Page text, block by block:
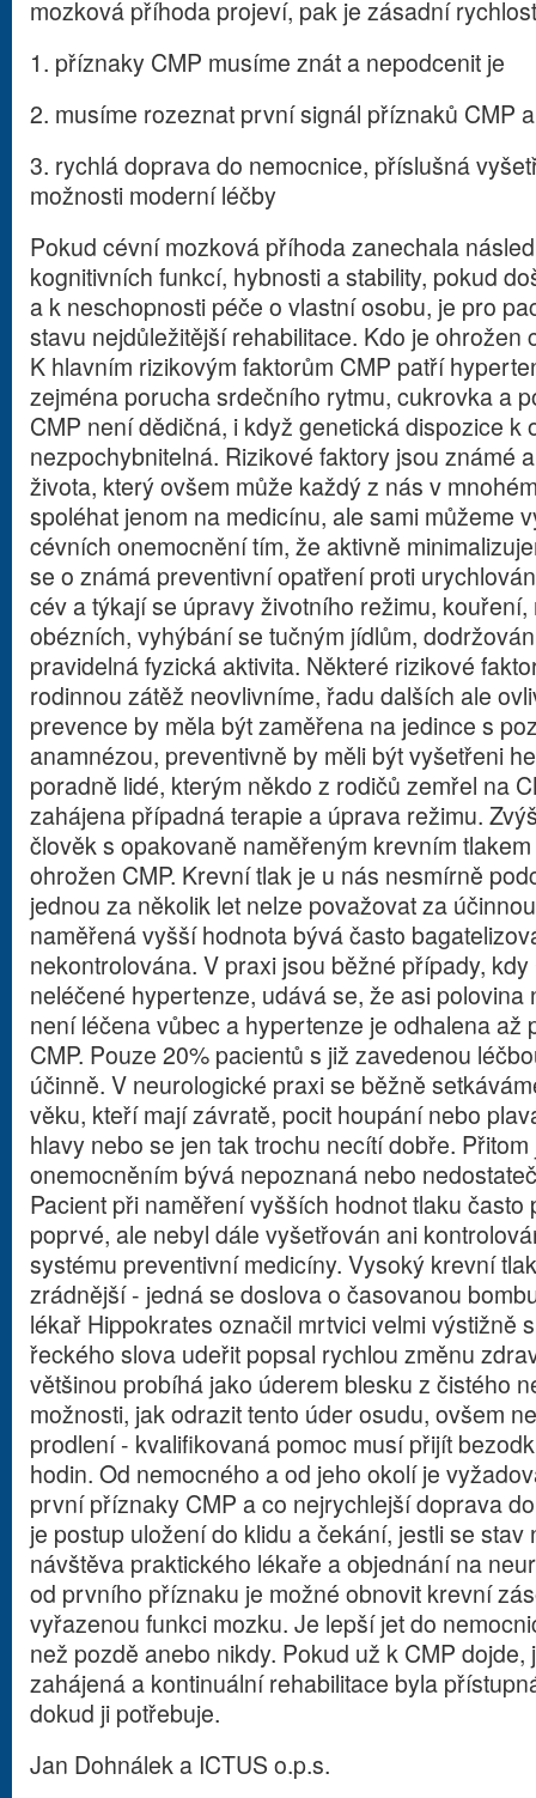
mozková příhoda projeví, pak je zásadní
1. příznaky CMP musíme znát a nepodcenit je
2. musíme rozeznat první signál příznaků CMP
3. rychlá doprava do nemocnice, příslušná
možnosti moderní léčby
Pokud cévní mozková příhoda zanechala
kognitivních funkcí, hybnosti a stability, pokud
a k neschopnosti péče o vlastní osobu, je pro
stavu nejdůležitější rehabilitace. Kdo je
K hlavním rizikovým faktorům CMP patří
zejména porucha srdečního rytmu, cukrovka a
CMP není dědičná, i když genetická dispozice k
nezpochybnitelná. Rizikové faktory jsou známé
života, který ovšem může každý z nás v
spoléhat jenom na medicínu, ale sami můžeme
cévních onemocnění tím, že aktivně
se o známá preventivní opatření proti
cév a týkají se úpravy životního režimu,
obézních, vyhýbání se tučným jídlům,
pravidelná fyzická aktivita. Některé rizikové
rodinnou zátěž neovlivníme, řadu dalších ale
prevence by měla být zaměřena na jedince s
anamnézou, preventivně by měli být vyšetřeni
poradně lidé, kterým někdo z rodičů zemřel na
zahájena případná terapie a úprava režimu.
člověk s opakovaně naměřeným krevním
ohrožen CMP. Krevní tlak je u nás nesmírně
jednou za několik let nelze považovat za
naměřená vyšší hodnota bývá často
nekontrolována. V praxi jsou běžné případy,
neléčené hypertenze, udává se, že asi
není léčena vůbec a hypertenze je odhalena až
CMP. Pouze 20% pacientů s již zavedenou
účinně. V neurologické praxi se běžně
věku, kteří mají závratě, pocit houpání nebo
hlavy nebo se jen tak trochu necítí dobře.
onemocněním bývá nepoznaná nebo
Pacient při naměření vyšších hodnot tlaku
poprvé, ale nebyl dále vyšetřován ani
systému preventivní medicíny. Vysoký krevní
zrádnější - jedná se doslova o časovanou
lékař Hippokrates označil mrtvici velmi výstižně
řeckého slova udeřit popsal rychlou změnu
většinou probíhá jako úderem blesku z čistého
možnosti, jak odrazit tento úder osudu, ovšem
prodlení - kvalifikovaná pomoc musí přijít
hodin. Od nemocného a od jeho okolí je
první příznaky CMP a co nejrychlejší doprava
je postup uložení do klidu a čekání, jestli se
návštěva praktického lékaře a objednání na
od prvního příznaku je možné obnovit krevní
vyřazenou funkci mozku. Je lepší jet do
než pozdě anebo nikdy. Pokud už k CMP
zahájená a kontinuální rehabilitace byla
dokud ji potřebuje.
Jan Dohnálek a ICTUS o.p.s.